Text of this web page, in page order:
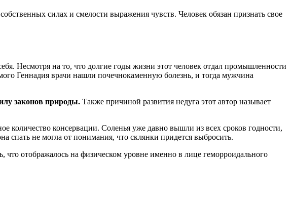
силах и смелости выражения чувств. Человек обязан признать свое
Несмотря на то, что долгие годы жизни этот человек отдал промышленности
Геннадия врачи нашли почечнокаменную болезнь, и тогда мужчина
законов природы. Также причиной развития недуга этот автор называет
количество консервации. Соленья уже давно вышли из всех сроков годности,
спать не могла от понимания, что склянки придется выбросить.
отображалось на физическом уровне именно в лице геморроидального